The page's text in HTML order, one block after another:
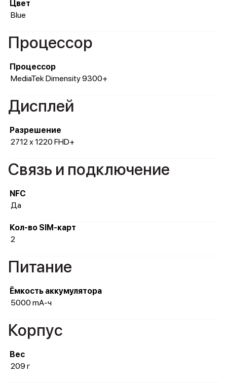
Цвет
Blue
Процессор
Процессор
MediaTek Dimensity 9300+
Дисплей
Разрешение
2712 x 1220 FHD+
Связь и подключение
NFC
Да
Кол-во SIM-карт
2
Питание
Ёмкость аккумулятора
5000 mA-ч
Корпус
Вес
209 г